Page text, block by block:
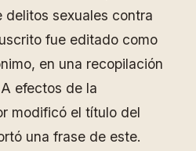
delitos sexuales contra
fue editado como
en una recopilación
efectos de la
modificó el título del
una frase de este.